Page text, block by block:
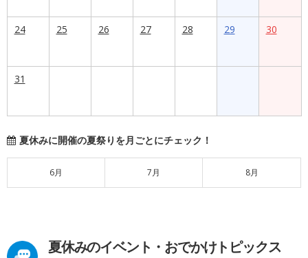
24 25 26 27 28 29 30
31
夏休みに開催の夏祭りを月ごとにチェック！
6月 7月 8月
夏休みのイベント・おでかけトピックス